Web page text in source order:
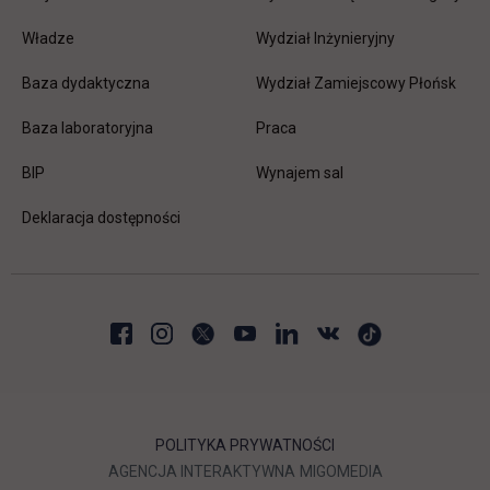
Władze
Baza dydaktyczna
Baza laboratoryjna
BIP
Deklaracja dostępności
Wydział Inżynieryjny
Wydział Zamiejscowy Płońsk
Praca
Wynajem sal
POLITYKA PRYWATNOŚCI
AGENCJA INTERAKTYWNA LINK OTWIERA SIĘ W
MIGOMEDIA